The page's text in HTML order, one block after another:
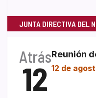
JUNTA DIRECTIVA DEL
Atrás
12
Reunión
12 de